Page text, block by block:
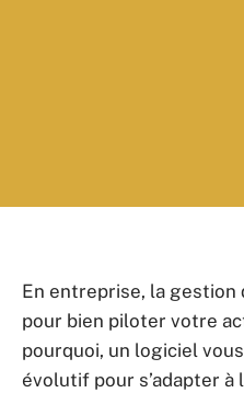
En entreprise, la
pour bien piloter votre
pourquoi, un logiciel
évolutif pour s’adapter à